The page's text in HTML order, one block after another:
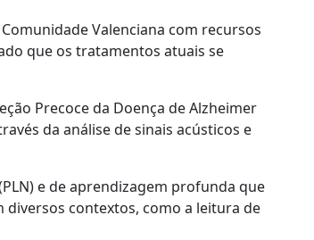
Valenciana com recursos
que os tratamentos atuais se
Precoce da Doença de Alzheimer
da análise de sinais acústicos e
e de aprendizagem profunda que
diversos contextos, como a leitura de